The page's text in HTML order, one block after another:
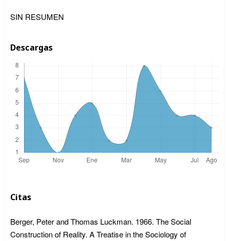
SIN RESUMEN
Descargas
Citas
Berger, Peter and Thomas Luckman. 1966. The Social
Construction of Reality. A Treatise in the Sociology of